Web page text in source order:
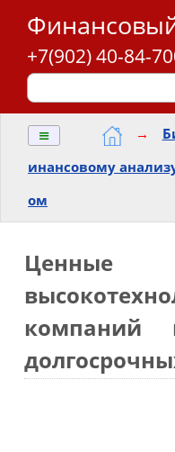
+7(902) 40-84-
≡ →
инансовому
ом
компаний